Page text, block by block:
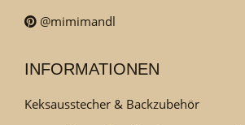
@mimimandl
INFORMATIONEN
Keksausstecher & Backzubehör